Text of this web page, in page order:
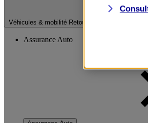
Véhicules & mobilité Retour à la section
Assurance Auto